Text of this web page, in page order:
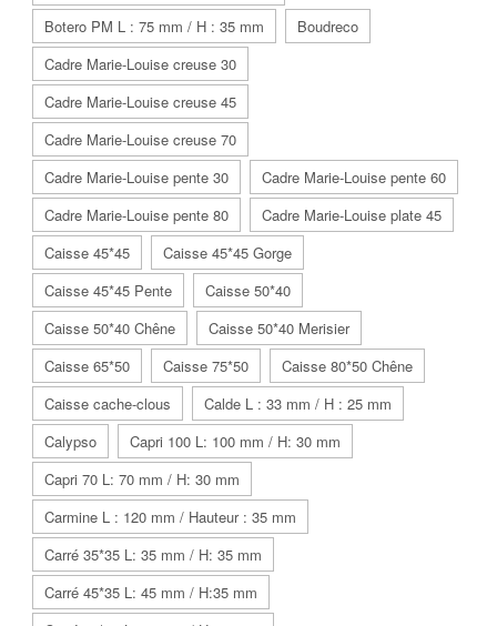
Botero PM L : 75 mm / H : 35 mm
Boudreco
Cadre Marie-Louise creuse 30
Cadre Marie-Louise creuse 45
Cadre Marie-Louise creuse 70
Cadre Marie-Louise pente 30
Cadre Marie-Louise pente 60
Cadre Marie-Louise pente 80
Cadre Marie-Louise plate 45
Caisse 45*45
Caisse 45*45 Gorge
Caisse 45*45 Pente
Caisse 50*40
Caisse 50*40 Chêne
Caisse 50*40 Merisier
Caisse 65*50
Caisse 75*50
Caisse 80*50 Chêne
Caisse cache-clous
Calde L : 33 mm / H : 25 mm
Calypso
Capri 100 L: 100 mm / H: 30 mm
Capri 70 L: 70 mm / H: 30 mm
Carmine L : 120 mm / Hauteur : 35 mm
Carré 35*35 L: 35 mm / H: 35 mm
Carré 45*35 L: 45 mm / H:35 mm